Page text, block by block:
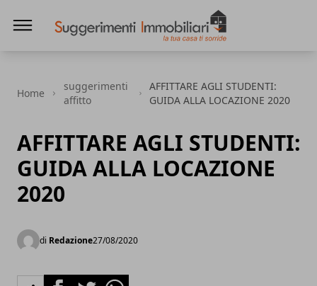
Home
suggerimenti
affitto
AFFITTARE AGLI STUDENTI:
GUIDA ALLA LOCAZIONE 2020
AFFITTARE AGLI STUDENTI:
GUIDA ALLA LOCAZIONE
2020
di Redazione27/08/2020
FacebookTwitterWhatsapp